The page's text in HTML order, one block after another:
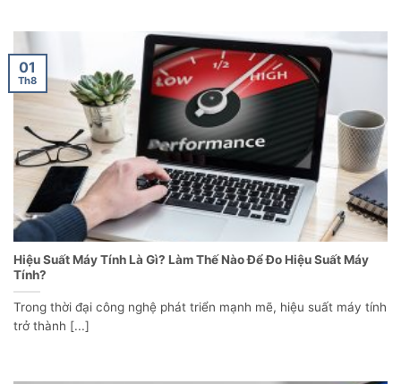
Hiệu Suất Máy Tính Là Gì? Làm Thế Nào Để Đo Hiệu Suất Máy
Tính?
Trong thời đại công nghệ phát triển mạnh mẽ, hiệu suất máy tính
trở thành [...]
01
Th8